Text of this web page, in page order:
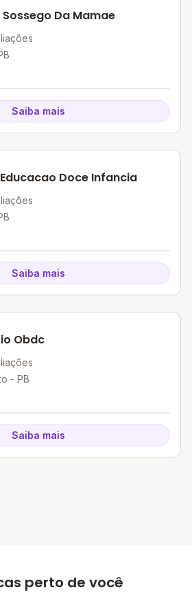
Da Mamae
Saiba mais
Doce Infancia
Saiba mais
Obdc
- PB
Saiba mais
perto de você